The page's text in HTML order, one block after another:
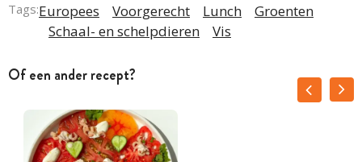
Tags:Europees Voorgerecht Lunch
Groenten
Schaal- en schelpdieren
Vis
Of een ander recept?